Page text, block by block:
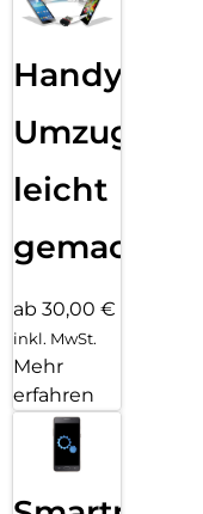
Handy
Umzug
leicht
gemacht!
ab 30,00 €
inkl. MwSt.
Mehr
erfahren